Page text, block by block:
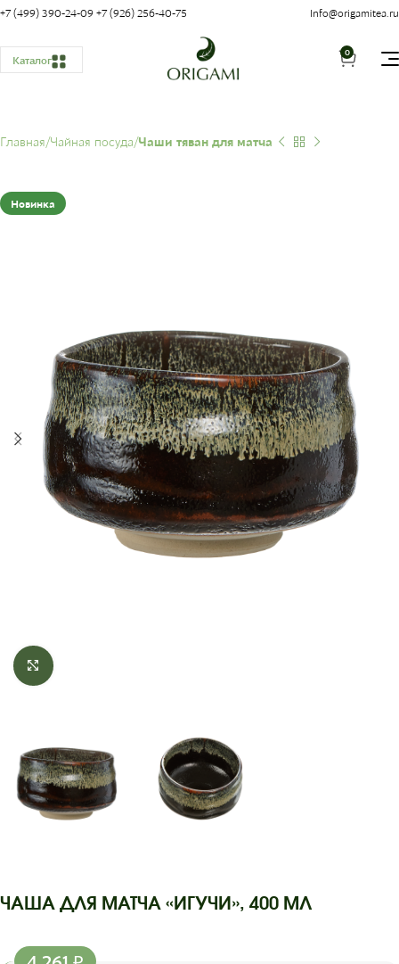
+7 (499) 390-24-09 +7 (926) 256-40-75 Info@origamitea.ru
Каталог
0
Главная Чайная посуда Чаши тяван для матча
Новинка
Click to enlarge
ЧАША ДЛЯ МАТЧА «ИГУЧИ», 400 МЛ